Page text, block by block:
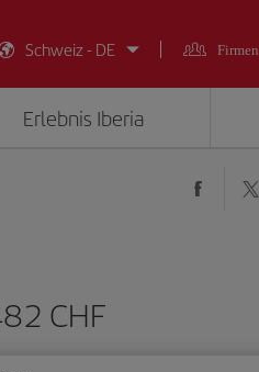
Schweiz - DE
Firmen
Erlebnis Iberia
CHF